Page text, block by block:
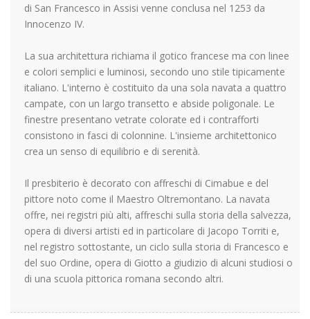
di San Francesco in Assisi venne conclusa nel 1253 da
Innocenzo IV.
La sua architettura richiama il gotico francese ma con linee
e colori semplici e luminosi, secondo uno stile tipicamente
italiano. L'interno è costituito da una sola navata a quattro
campate, con un largo transetto e abside poligonale. Le
finestre presentano vetrate colorate ed i contrafforti
consistono in fasci di colonnine. L'insieme architettonico
crea un senso di equilibrio e di serenità.
Il presbiterio è decorato con affreschi di Cimabue e del
pittore noto come il Maestro Oltremontano. La navata
offre, nei registri più alti, affreschi sulla storia della salvezza,
opera di diversi artisti ed in particolare di Jacopo Torriti e,
nel registro sottostante, un ciclo sulla storia di Francesco e
del suo Ordine, opera di Giotto a giudizio di alcuni studiosi o
di una scuola pittorica romana secondo altri.